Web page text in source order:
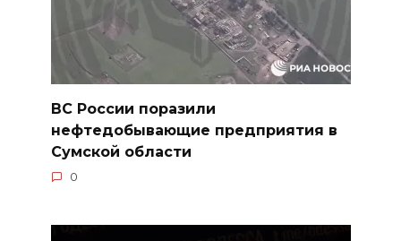
ВС России поразили
нефтедобывающие предприятия в
Сумской области
0